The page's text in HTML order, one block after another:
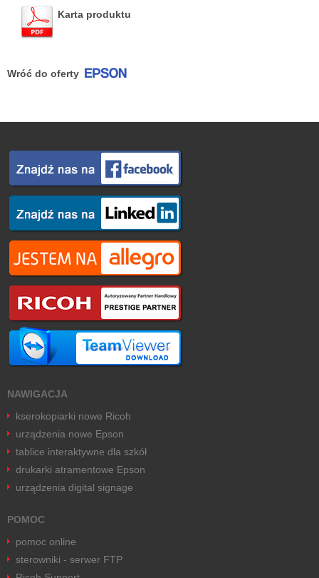
Karta produktu
Wróć do oferty
NAWIGACJA
kserokopiarki nowe Ricoh
urządzenia nowe Epson
tablice interaktywne dla szkół
drukarki atramentowe Epson
urządzenia digital signage
POMOC
pomoc online
sterowniki - serwer FTP